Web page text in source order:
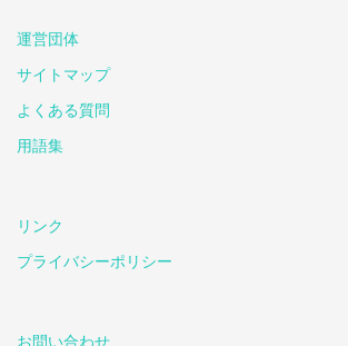
運営団体
サイトマップ
よくある質問
用語集
リンク
プライバシーポリシー
お問い合わせ